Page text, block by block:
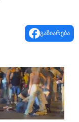
გაზიარება